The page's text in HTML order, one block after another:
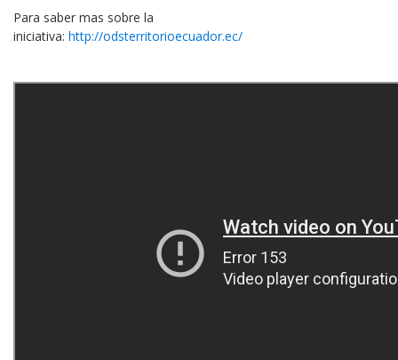
Para saber mas sobre la
iniciativa: http://odsterritorioecuador.ec/